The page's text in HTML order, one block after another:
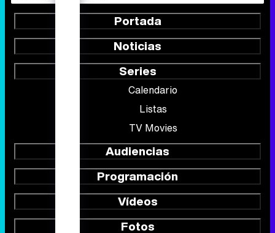
Portada
Noticias
Series
Calendario
Listas
TV Movies
Audiencias
Programación
Vídeos
Fotos